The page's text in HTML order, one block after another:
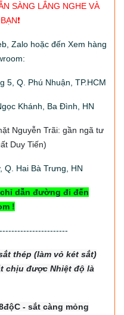
SÀNG LẮNG NGHE VÀ
Zalo hoặc đến Xem hàng
5, Q. Phú Nhuận, TP.HCM
Khánh, Ba Đình, HN
Nguyễn Trãi: gần ngã tư
Duy Tiến)
Q. Hai Bà Trưng, HN
dẫn đường đi đến
!
thép (làm vỏ két sắt)
chịu được Nhiệt độ là
- sắt càng mỏng